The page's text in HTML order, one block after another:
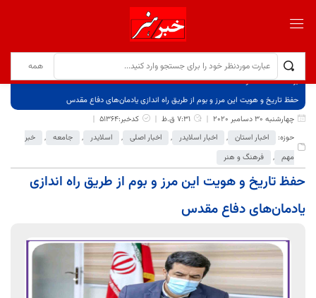
برگ نخست
نوشته‌ها
حفظ تاریخ و هویت این مرز و بوم از طریق راه اندازی یادمان‌های دفاع مقدس
چهارشنبه 30 دسامبر 2020
7:31 ق.ظ
کدخبر:51364
حوزه:
اخبار استان , اخبار اسلایدر , اخبار اصلی , اسلایدر , جامعه ,
خبر
مهم , فرهنگ و هنر
حفظ تاریخ و هویت این مرز و بوم از طریق راه اندازی
یادمان‌های دفاع مقدس